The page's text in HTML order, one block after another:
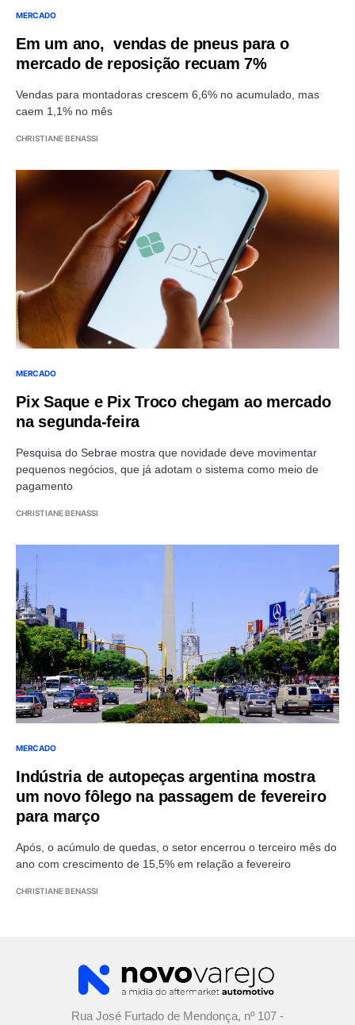
MERCADO
Em um ano, vendas de pneus para o
mercado de reposição recuam 7%
Vendas para montadoras crescem 6,6% no acumulado, mas
caem 1,1% no mês
CHRISTIANE BENASSI
MERCADO
Pix Saque e Pix Troco chegam ao mercado
na segunda-feira
Pesquisa do Sebrae mostra que novidade deve movimentar
pequenos negócios, que já adotam o sistema como meio de
pagamento
CHRISTIANE BENASSI
MERCADO
Indústria de autopeças argentina mostra
um novo fôlego na passagem de fevereiro
para março
Após, o acúmulo de quedas, o setor encerrou o terceiro mês do
ano com crescimento de 15,5% em relação a fevereiro
CHRISTIANE BENASSI
Rua José Furtado de Mendonça, nº 107 -